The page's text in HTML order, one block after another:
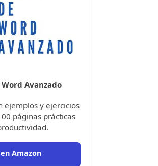
Word Avanzado
ejemplos y ejercicios
páginas prácticas
Amazon